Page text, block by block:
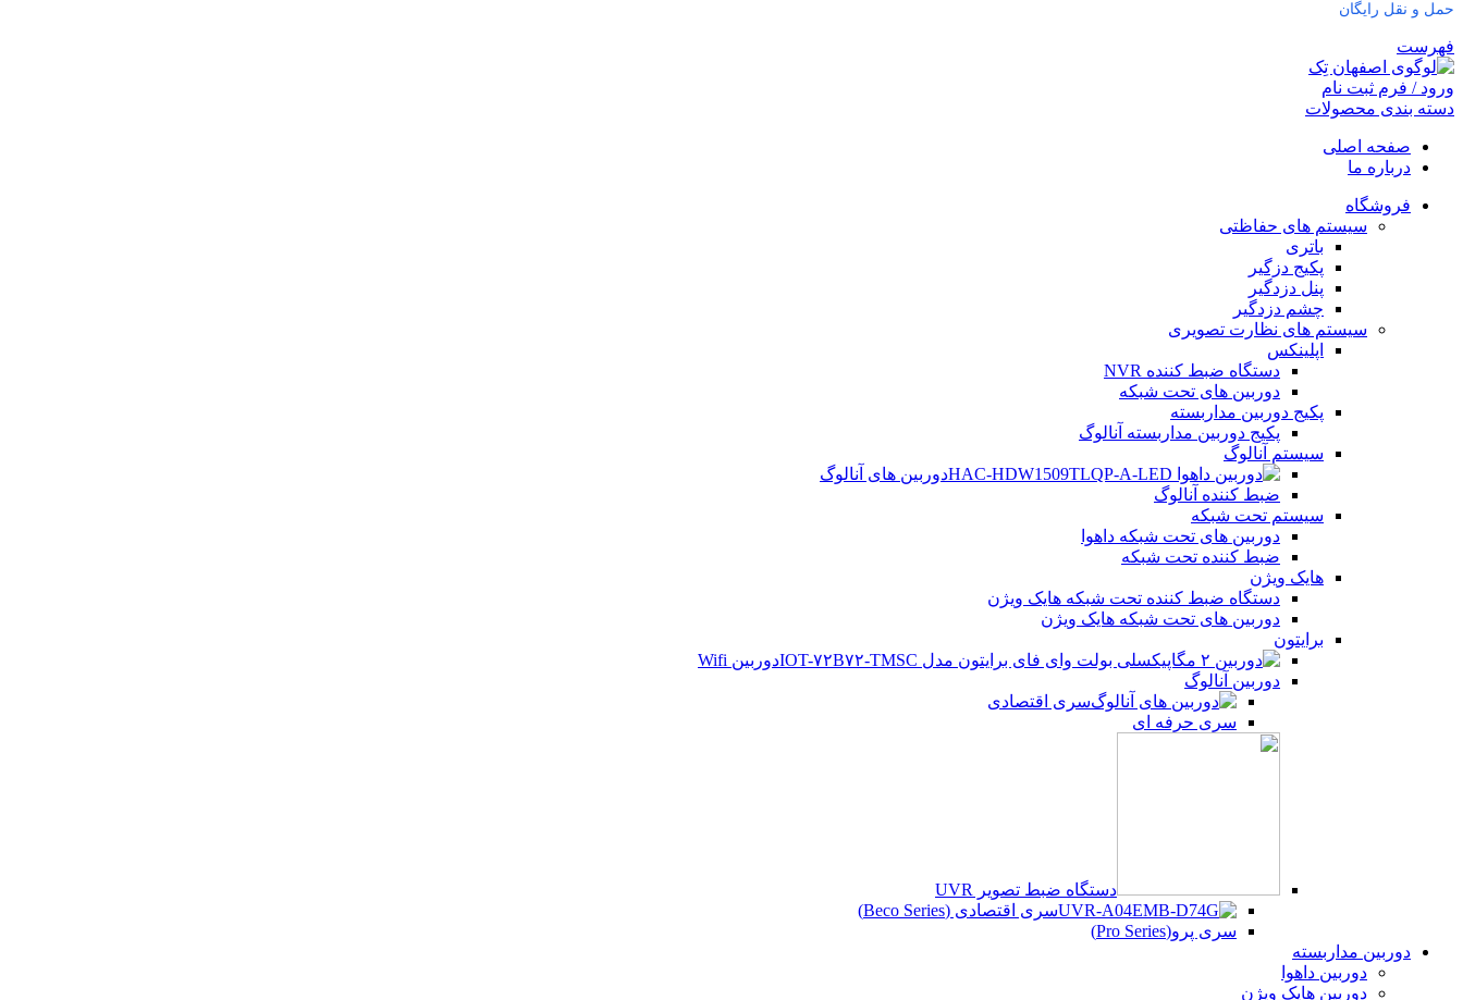
حمل و نقل رایگان
فهرست
ورود / فرم ثبت نام
دسته بندی محصولات
صفحه اصلی
درباره ما
فروشگاه
سیستم های حفاظتی
باتری
پکیج دزگیر
پنل دزدگیر
چشم دزدگیر
سیستم های نظارت تصویری
اپلینکس
دستگاه ضبط کننده NVR
دوربین های تحت شبکه
پکیج دوربین مداربسته
پکیج دوربین مداربسته آنالوگ
سیستم آنالوگ
دوربین های آنالوگ
ضبط کننده آنالوگ
سیستم تحت شبکه
دوربین های تحت شبکه داهوا
ضبط کننده تحت شبکه
هایک ویژن
دستگاه ضبط کننده تحت شبکه هایک ویژن
دوربین های تحت شبکه هایک ویژن
برایتون
دوربین Wifi
دوربین آنالوگ
سری اقتصادی
سری حرفه ای
دستگاه ضبط تصویر UVR
سری اقتصادی (Beco Series)
سری پرو(Pro Series)
دوربین مداربسته
دوربین داهوا
دوربین هایک ویژن